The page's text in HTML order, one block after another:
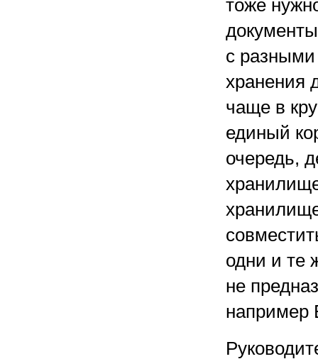
тоже
с
хранения
чаще в
единый
очередь,
одни и те
не
например